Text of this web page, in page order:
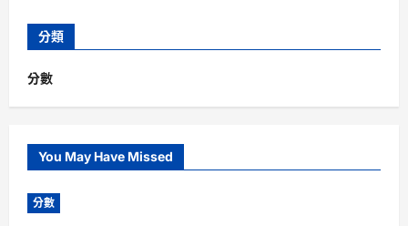
分類
分數
You May Have Missed
分數